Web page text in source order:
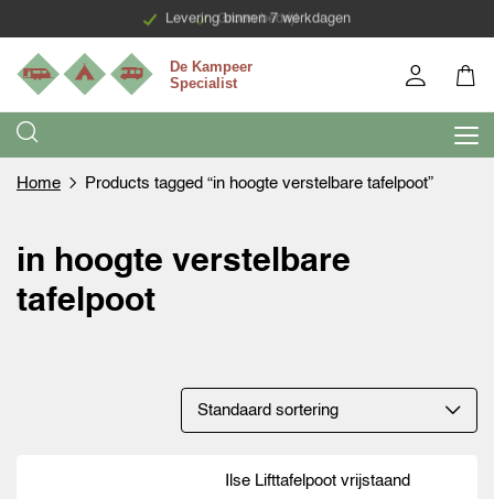
Groen bedrijf
Levering binnen 7 werkdagen
Home Products tagged “in hoogte verstelbare tafelpoot”
in hoogte verstelbare
tafelpoot
Ilse Lifttafelpoot vrijstaand